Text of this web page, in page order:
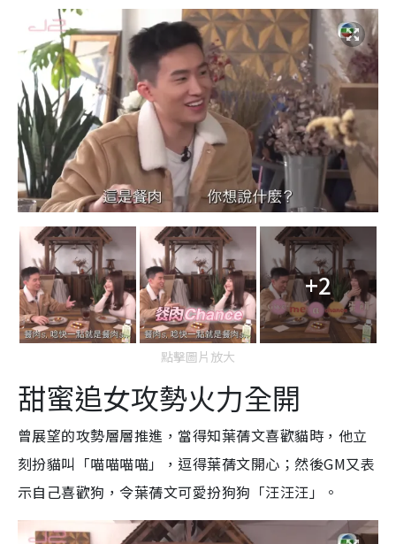
+2
點擊圖片放大
甜蜜追女攻勢火力全開
曾展望的攻勢層層推進，當得知葉蒨文喜歡貓時，他立
刻扮貓叫「喵喵喵喵」，逗得葉蒨文開心；然後GM又表
示自己喜歡狗，令葉蒨文可愛扮狗狗「汪汪汪」。